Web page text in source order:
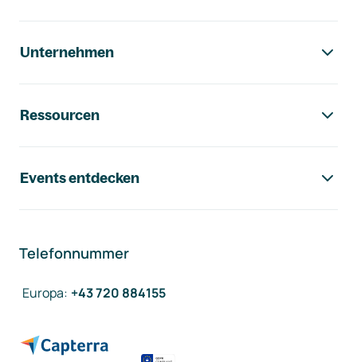
Unternehmen
Ressourcen
Events entdecken
Telefonnummer
Europa: +43 720 884155